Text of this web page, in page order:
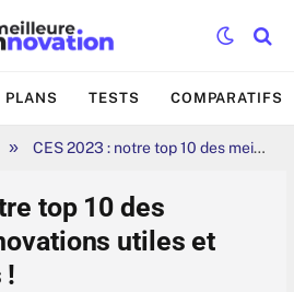
PLANS TESTS COMPARATIFS
» CES 2023 : notre top 10 des meilleures innovations utiles et prometteuses !
top 10 des
utiles et
!